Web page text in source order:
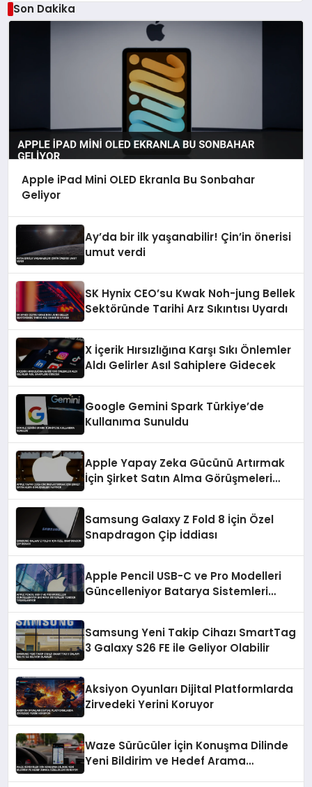
Son Dakika
Apple iPad Mini OLED Ekranla Bu Sonbahar
Geliyor
Ay’da bir ilk yaşanabilir! Çin’in önerisi
umut verdi
SK Hynix CEO’su Kwak Noh-jung Bellek
Sektöründe Tarihi Arz Sıkıntısı Uyardı
X İçerik Hırsızlığına Karşı Sıkı Önlemler
Aldı Gelirler Asıl Sahiplere Gidecek
Google Gemini Spark Türkiye’de
Kullanıma Sunuldu
Apple Yapay Zeka Gücünü Artırmak
İçin Şirket Satın Alma Görüşmeleri
Samsung Galaxy Z Fold 8 İçin Özel
Snapdragon Çip İddiası
Apple Pencil USB-C ve Pro Modelleri
Güncelleniyor Batarya Sistemleri
Samsung Yeni Takip Cihazı SmartTag
3 Galaxy S26 FE ile Geliyor Olabilir
Aksiyon Oyunları Dijital Platformlarda
Zirvedeki Yerini Koruyor
Waze Sürücüler İçin Konuşma Dilinde
Yeni Bildirim ve Hedef Arama